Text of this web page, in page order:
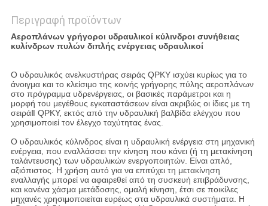
Περιγραφή προϊόντων
Αεροπλάνων γρήγοροι υδραυλικοί κύλινδροι συνήθειας
κυλίνδρων πυλών διπλής ενέργειας υδραυλικοί
Ο υδραυλικός ανελκυστήρας σειράς QPKY ισχύει κυρίως για το
άνοιγμα και το κλείσιμο της κοινής γρήγορης πύλης αεροπλάνων
στο πρόγραμμα υδρενέργειας, οι βασικές παράμετροι και η
μορφή του μεγέθους εγκαταστάσεων είναι ακριβώς οι ίδιες με τη
σειράⅡ QPKY, εκτός από την υδραυλική βαλβίδα ελέγχου που
χρησιμοποιεί τον έλεγχο ταχύτητας ένας.
Ο υδραυλικός κύλινδρος είναι η υδραυλική ενέργεια στη μηχανική
ενέργεια, που εναλλάσσει την κίνηση που κάνει (ή τη μετακίνηση
ταλάντευσης) των υδραυλικών ενεργοποιητών. Είναι απλό,
αξιόπιστος. Η χρήση αυτό για να επιτύχει τη μετακίνηση
εναλλαγής μπορεί να αφαιρεθεί από τη συσκευή επιβράδυνσης,
και κανένα χάσμα μετάδοσης, ομαλή κίνηση, έτσι σε ποικίλες
μηχανές χρησιμοποιείται ευρέως στα υδραυλικά συστήματα. Η